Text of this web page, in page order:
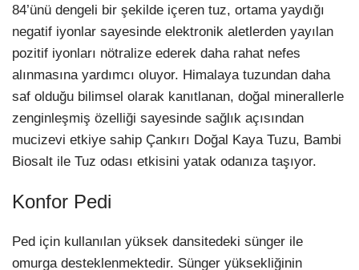
84’ünü dengeli bir şekilde içeren tuz, ortama yaydığı
negatif iyonlar sayesinde elektronik aletlerden yayılan
pozitif iyonları nötralize ederek daha rahat nefes
alınmasına yardımcı oluyor. Himalaya tuzundan daha
saf olduğu bilimsel olarak kanıtlanan, doğal minerallerle
zenginleşmiş özelliği sayesinde sağlık açısından
mucizevi etkiye sahip Çankırı Doğal Kaya Tuzu, Bambi
Biosalt ile Tuz odası etkisini yatak odanıza taşıyor.
Konfor Pedi
Ped için kullanılan yüksek dansitedeki sünger ile
omurga desteklenmektedir. Sünger yüksekliğinin